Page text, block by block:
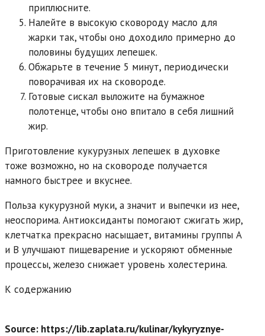
приплюсните.
Налейте в высокую сковороду масло для
жарки так, чтобы оно доходило примерно до
половины будущих лепешек.
Обжарьте в течение 5 минут, периодически
поворачивая их на сковороде.
Готовые сискал выложите на бумажное
полотенце, чтобы оно впитало в себя лишний
жир.
Приготовление кукурузных лепешек в духовке
тоже возможно, но на сковороде получается
намного быстрее и вкуснее.
Польза кукурузной муки, а значит и выпечки из нее,
неоспорима. Антиоксиданты помогают сжигать жир,
клетчатка прекрасно насыщает, витамины группы А
и В улучшают пищеварение и ускоряют обменные
процессы, железо снижает уровень холестерина.
К содержанию
Source: https://lib.zaplata.ru/kulinar/kykyryznye-